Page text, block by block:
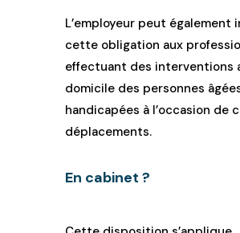
L’employeur peut également
cette obligation aux
effectuant des interventions
domicile des personnes
handicapées à l’occasion de
déplacements.
En cabinet ?